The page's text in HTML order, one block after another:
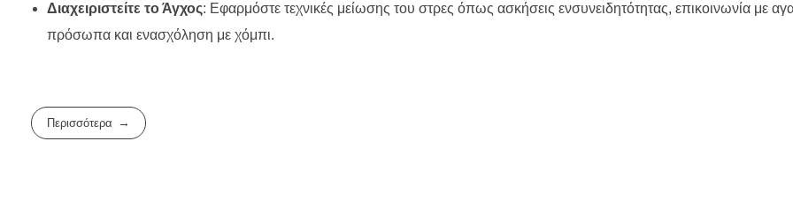
Διαχειριστείτε το Άγχος: Εφαρμόστε τεχνικές μείωσης του στρες όπως ασκήσεις ενσυνειδητότητας, επικοινωνία με
πρόσωπα και ενασχόληση με χόμπι.
Περισσότερα